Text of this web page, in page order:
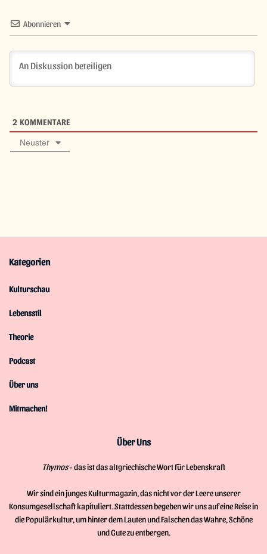
Abonnieren
2 KOMMENTARE
Neuster
Kategorien
Kulturschau
Lebensstil
Theorie
Podcast
Über uns
Mitmachen!
Über Uns
Thymos- das ist das altgriechische Wort für Lebenskraft
Wir sind ein junges Kulturmagazin, das nicht vor der Leere unserer
Konsumgesellschaft kapituliert. Stattdessen begeben wir uns auf eine Reise in
die Populärkultur, um hinter dem Lauten und Falschen das Wahre, Schöne
und Gute zu entbergen.